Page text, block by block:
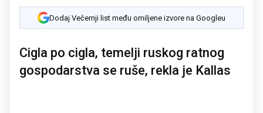
Dodaj Večernji list među omiljene izvore na Googleu
Cigla po cigla, temelji ruskog ratnog
gospodarstva se ruše, rekla je Kallas